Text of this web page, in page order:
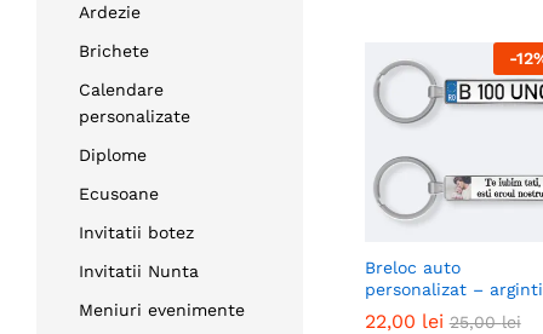
-12
Breloc auto
personalizat –
22,00 lei 25,00lei
22,00 lei 25,00lei
Ardezie
Brichete
Calendare
personalizate
Diplome
Ecusoane
Invitatii botez
Invitatii Nunta
Meniuri evenimente